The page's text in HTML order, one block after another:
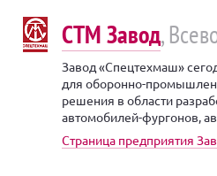
СТМ Завод,
Завод «Спецтехмаш»
для оборонно-
решения в области
автомобилей-фургонов,
Страница предприятия